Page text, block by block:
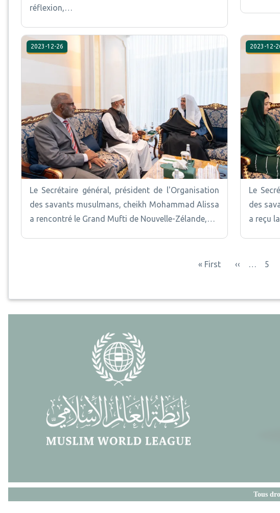
réflexion,…
2023-12-26
Le Secrétaire général, président de l'Organisation
des savants musulmans, cheikh Mohammad Alissa
a rencontré le Grand Mufti de Nouvelle-Zélande,…
2023-12-
Le
des
a reçu
Première page
« First Page
‹‹ … Page
5
Tous